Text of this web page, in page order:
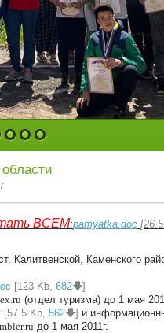
8 9 10
ВСЕМ:pamyatka.doc
Калитвенской, Каменского
[123 Kb, 682🡇]
(отдел туризма) до 1 мая
[57.5 Kb, 562🡇] и
до 1 мая 2011г.